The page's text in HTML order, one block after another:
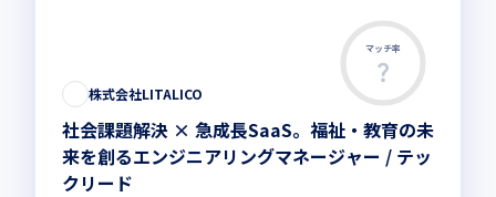
マッチ率
株式会社LITALICO
社会課題解決 × 急成長SaaS。福祉・教育の未
来を創るエンジニアリングマネージャー / テッ
クリード